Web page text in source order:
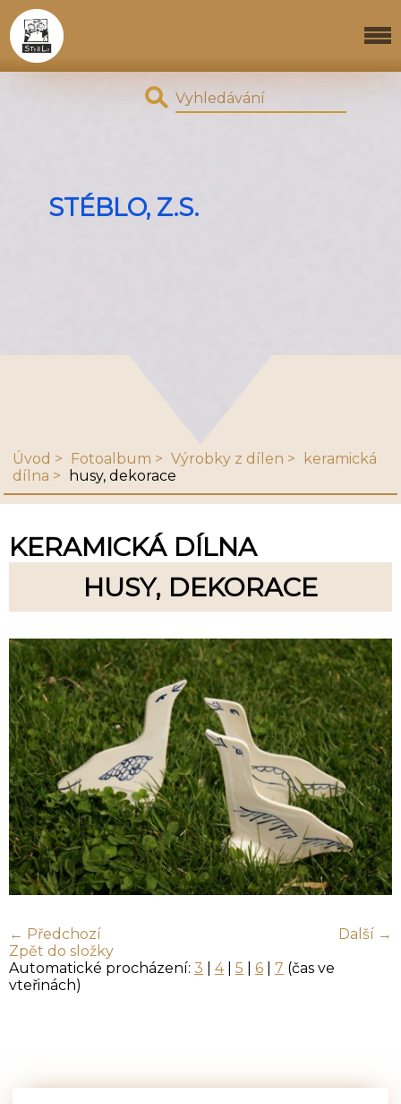
STÉBLO, Z.S.
Úvod Fotoalbum Výrobky z dílen
keramická
dílna
husy, dekorace
KERAMICKÁ DÍLNA
HUSY, DEKORACE
← Předchozí
Další →
Zpět do složky
Automatické procházení: 3 4| 5 6 7 (čas ve
vteřinách)